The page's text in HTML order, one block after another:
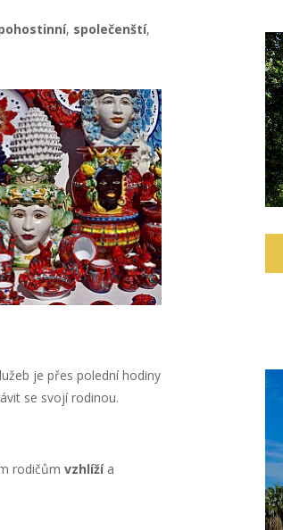
, společenští,
je přes polední hodiny
se svojí rodinou.
rodičům vzhlíží a